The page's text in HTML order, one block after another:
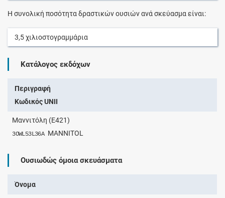
Η συνολική ποσότητα δραστικών ουσιών ανά σκεύασμα είναι:
3,5χιλιοστογραμμάρια
Κατάλογος εκδόχων
Περιγραφή
Κωδικός UNII
Μαννιτόλη (Ε421)
3OWL53L36A MANNITOL
Ουσιωδώς όμοια σκευάσματα
Όνομα